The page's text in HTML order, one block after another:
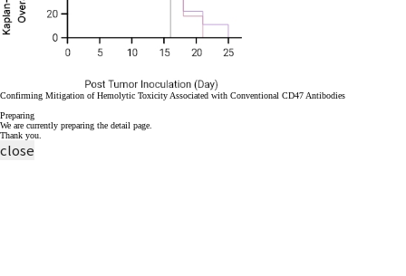
Confirming Mitigation of Hemolytic Toxicity Associated with Conventional CD47 Antibodies
Preparing
We are currently preparing the detail page.
Thank you.
close